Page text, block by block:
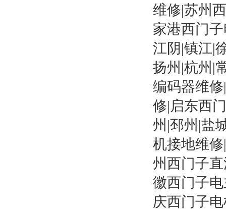
维修|苏州
家港西门
江阴|镇江|
扬州|杭州|
编码器维
修|启东西
州|邳州|盐
机接地维
州西门子
徽西门子
庆西门子